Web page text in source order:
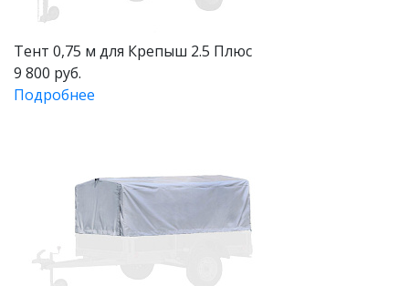
Тент 0,75 м для Крепыш 2.5 Плюс
9 800 руб.
Подробнее